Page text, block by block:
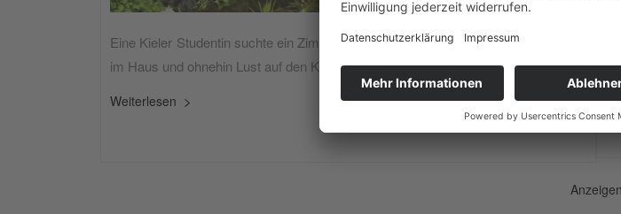
Eine Kieler Studentin suchte ein Zimmer. Eine Molfseerin in ihren 70ern hatte Platz
im Haus und ohnehin Lust auf den Kontakt zu jungen Menschen....
Weiterlesen
Anzeigen